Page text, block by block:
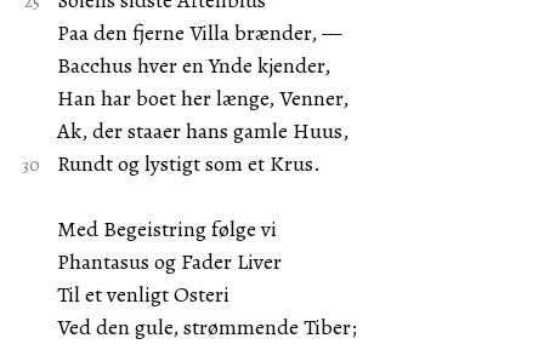
Paa den fjerne Villa brænder, —
Bacchus hver en Ynde kjender,
Han har boet her længe, Venner,
Ak, der staaer hans gamle Huus,
Rundt og lystigt som et Krus.
Med Begeistring følge vi
Phantasus og Fader Liver
Til et venligt Osteri
Ved den gule, strømmende Tiber;